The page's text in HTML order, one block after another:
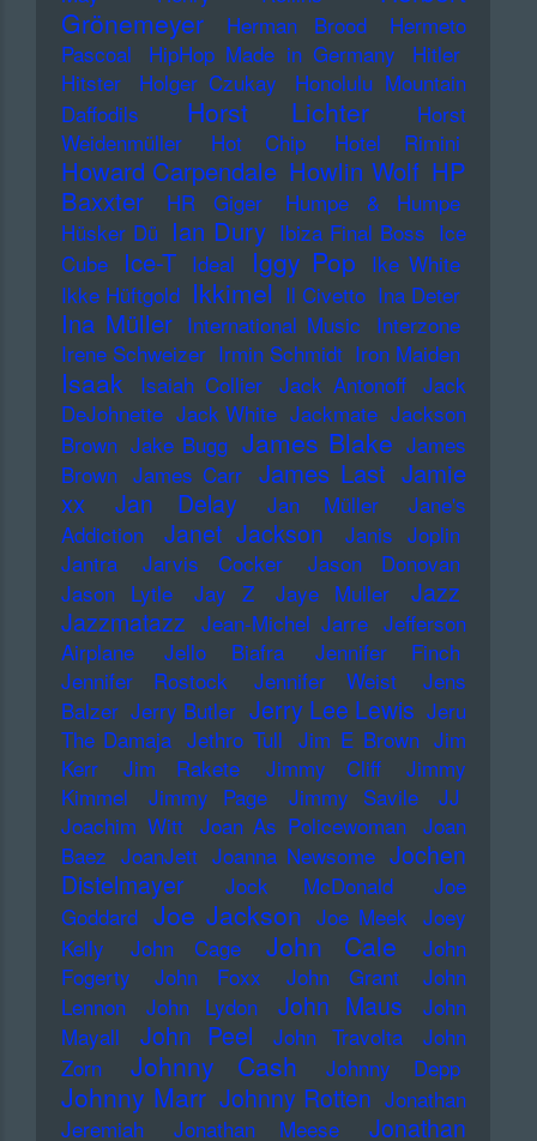
Grönemeyer
Herman Brood
Hermeto
Pascoal
HipHop Made in Germany
Hitler
Hitster
Holger Czukay
Honolulu Mountain
Daffodils
Horst Lichter
Horst
Weidenmüller
Hot Chip Hotel Rimini
Howard Carpendale Howlin Wolf HP
Baxxter
HR Giger
Humpe & Humpe
Hüsker Dü Ian Dury Ibiza Final Boss Ice
Cube
Ice-T Ideal Iggy Pop Ike White
Ikke Hüftgold Ikkimel Il Civetto Ina Deter
Ina Müller International Music Interzone
Irene Schweizer Irmin Schmidt Iron Maiden
Isaak Isaiah Collier Jack Antonoff Jack
DeJohnette Jack White Jackmate Jackson
Brown Jake Bugg James Blake James
Brown James Carr James Last Jamie
xx
Jan Delay Jan Müller
Jane's
Addiction
Janet Jackson
Janis Joplin
Jantra
Jarvis Cocker
Jason Donovan
Jason Lytle
Jay Z Jaye Muller
Jazz
Jazzmatazz Jean-Michel Jarre Jefferson
Airplane
Jello Biafra
Jennifer Finch
Jennifer Rostock
Jennifer Weist
Jens
Balzer Jerry Butler Jerry Lee Lewis Jeru
The Damaja Jethro Tull Jim E Brown Jim
Kerr
Jim Rakete Jimmy Cliff
Jimmy
Kimmel
Jimmy Page Jimmy Savile
JJ
Joachim Witt Joan As Policewoman Joan
Baez JoanJett Joanna Newsome Jochen
Distelmayer
Jock McDonald
Joe
Goddard Joe Jackson Joe Meek Joey
Kelly
John Cage John Cale
John
Fogerty
John Foxx John Grant
John
Lennon
John Lydon John Maus
John
Mayall
John Peel John Travolta
John
Zorn
Johnny Cash Johnny Depp
Johnny Marr Johnny Rotten Jonathan
Jeremiah
Jonathan Meese
Jonathan